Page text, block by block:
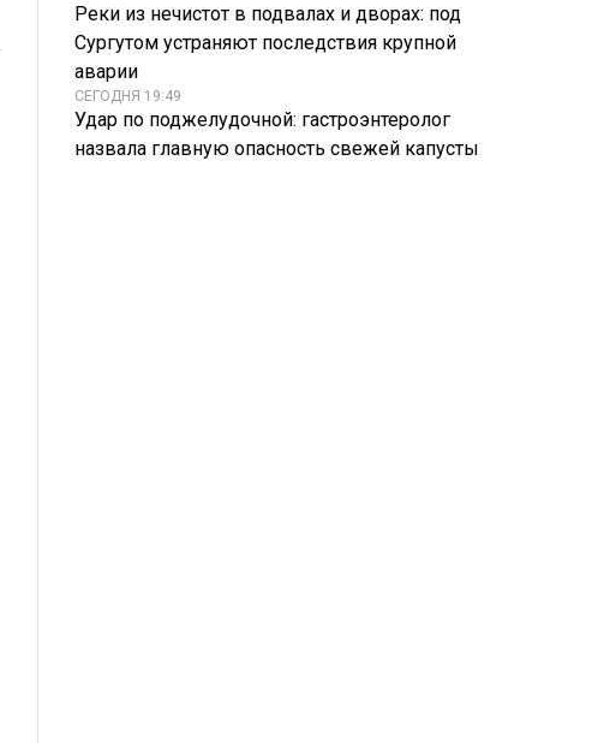
Реки из нечистот в подвалах и дворах: под
Сургутом устраняют последствия крупной
аварии
СЕГОДНЯ 19:49
Удар по поджелудочной: гастроэнтеролог
назвала главную опасность свежей капусты